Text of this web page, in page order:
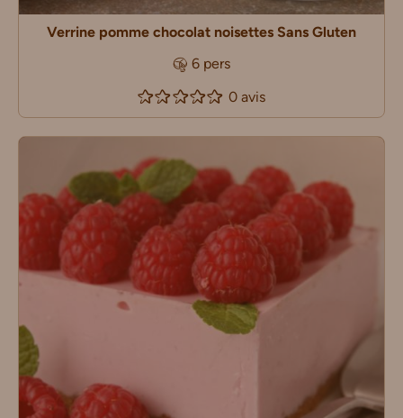
Verrine pomme chocolat noisettes Sans Gluten
6 pers
0 avis